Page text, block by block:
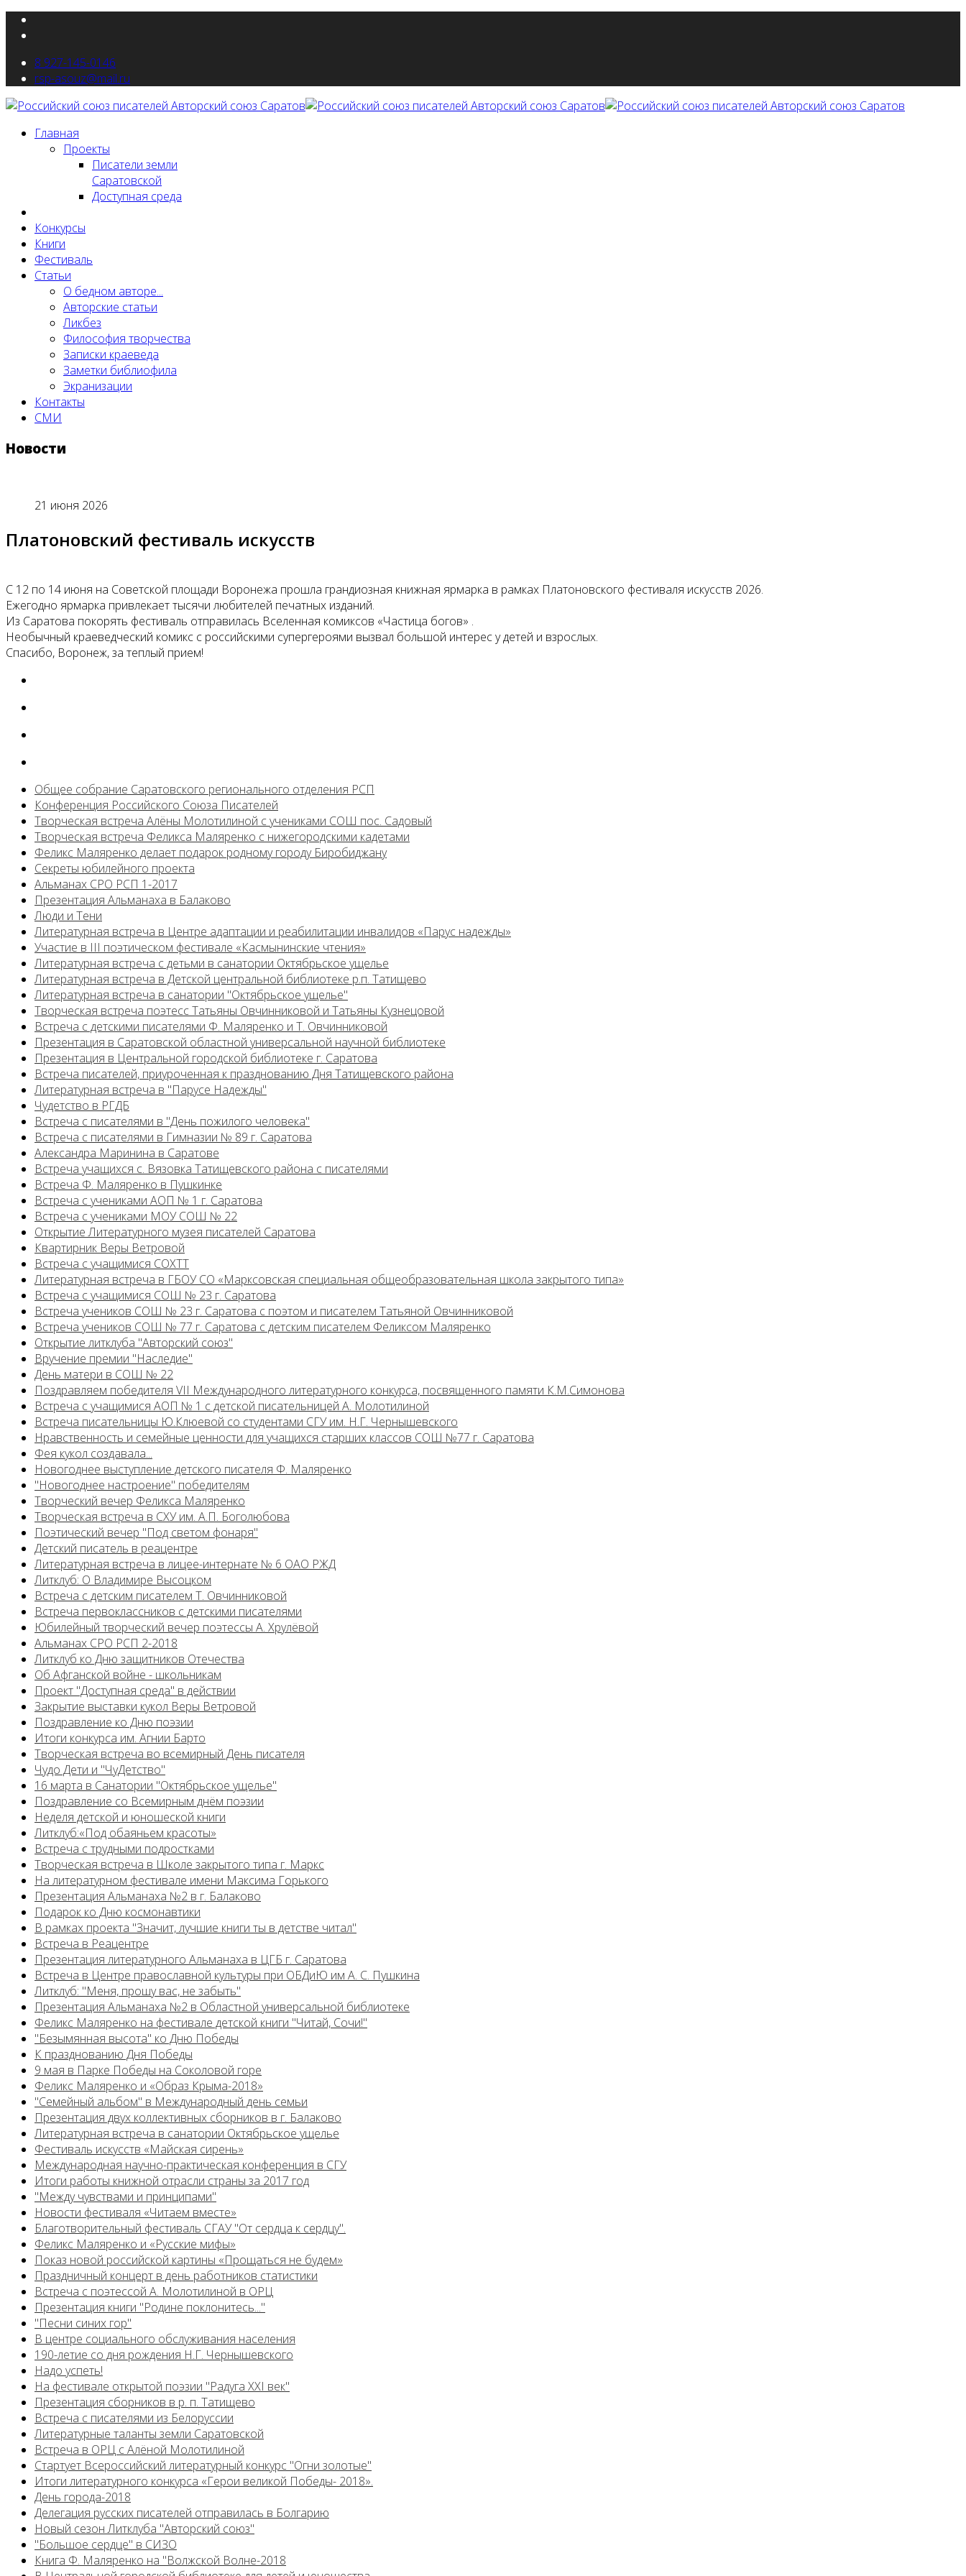
8 927-145-0146
rsp-asouz@mail.ru
Главная
Проекты
Писатели земли
Саратовской
Доступная среда
Конкурсы
Книги
Фестиваль
Статьи
О бедном авторе...
Авторские статьи
Ликбез
Философия творчества
Записки краеведа
Заметки библиофила
Экранизации
Контакты
СМИ
Новости
21 июня 2026
Платоновский фестиваль искусств
С 12 по 14 июня на Советской площади Воронежа прошла грандиозная книжная ярмарка в рамках Платоновского фестиваля искусств 2026.
Ежегодно ярмарка привлекает тысячи любителей печатных изданий.
Из Саратова покорять фестиваль отправилась Вселенная комиксов «Частица богов» .
Необычный краеведческий комикс с российскими супергероями вызвал большой интерес у детей и взрослых.
Спасибо, Воронеж, за теплый прием!
Общее собрание Саратовского регионального отделения РСП
Конференция Российского Союза Писателей
Творческая встреча Алёны Молотилиной с учениками СОШ пос. Садовый
Творческая встреча Феликса Маляренко с нижегородскими кадетами
Феликс Маляренко делает подарок родному городу Биробиджану
Секреты юбилейного проекта
Альманах СРО РСП 1-2017
Презентация Альманаха в Балаково
Люди и Тени
Литературная встреча в Центре адаптации и реабилитации инвалидов «Парус надежды»
Участие в III поэтическом фестивале «Касмынинские чтения»
Литературная встреча с детьми в санатории Октябрьское ущелье
Литературная встреча в Детской центральной библиотеке р.п. Татищево
Литературная встреча в санатории "Октябрьское ущелье"
Творческая встреча поэтесс Татьяны Овчинниковой и Татьяны Кузнецовой
Встреча с детскими писателями Ф. Маляренко и Т. Овчинниковой
Презентация в Саратовской областной универсальной научной библиотеке
Презентация в Центральной городской библиотеке г. Саратова
Встреча писателей, приуроченная к празднованию Дня Татищевского района
Литературная встреча в "Парусе Надежды"
Чудетство в РГДБ
Встреча с писателями в "День пожилого человека"
Встреча с писателями в Гимназии № 89 г. Саратова
Александра Маринина в Саратове
Встреча учащихся с. Вязовка Татищевского района с писателями
Встреча Ф. Маляренко в Пушкинке
Встреча с учениками АОП № 1 г. Саратова
Встреча с учениками МОУ СОШ № 22
Открытие Литературного музея писателей Саратова
Квартирник Веры Ветровой
Встреча с учащимися СОХТТ
Литературная встреча в ГБОУ СО «Марксовская специальная общеобразовательная школа закрытого типа»
Встреча с учащимися СОШ № 23 г. Саратова
Встреча учеников СОШ № 23 г. Саратова с поэтом и писателем Татьяной Овчинниковой
Встреча учеников СОШ № 77 г. Саратова с детским писателем Феликсом Маляренко
Открытие литклуба "Авторский союз"
Вручение премии "Наследие"
День матери в СОШ № 22
Поздравляем победителя VII Международного литературного конкурса, посвященного памяти К.М.Симонова
Встреча с учащимися АОП № 1 с детской писательницей А. Молотилиной
Встреча писательницы Ю.Клюевой со студентами СГУ им. Н.Г. Чернышевского
Нравственность и семейные ценности для учащихся старших классов СОШ №77 г. Саратова
Фея кукол создавала...
Новогоднее выступление детского писателя Ф. Маляренко
"Новогоднее настроение" победителям
Творческий вечер Феликса Маляренко
Творческая встреча в СХУ им. А.П. Боголюбова
Поэтический вечер "Под светом фонаря"
Детский писатель в реацентре
Литературная встреча в лицее-интернате № 6 ОАО РЖД
Литклуб: О Владимире Высоцком
Встреча с детским писателем Т. Овчинниковой
Встреча первоклассников с детскими писателями
Юбилейный творческий вечер поэтессы А. Хрулёвой
Альманах СРО РСП 2-2018
Литклуб ко Дню защитников Отечества
Об Афганской войне - школьникам
Проект "Доступная среда" в действии
Закрытие выставки кукол Веры Ветровой
Поздравление ко Дню поэзии
Итоги конкурса им. Агнии Барто
Творческая встреча во всемирный День писателя
Чудо Дети и "ЧуДетство"
16 марта в Санатории "Октябрьское ущелье"
Поздравление со Всемирным днём поэзии
Неделя детской и юношеской книги
Литклуб:«Под обаяньем красоты»
Встреча с трудными подростками
Творческая встреча в Школе закрытого типа г. Маркс
На литературном фестивале имени Максима Горького
Презентация Альманаха №2 в г. Балаково
Подарок ко Дню космонавтики
В рамках проекта "Значит, лучшие книги ты в детстве читал"
Встреча в Реацентре
Презентация литературного Альманаха в ЦГБ г. Саратова
Встреча в Центре православной культуры при ОБДиЮ им А. С. Пушкина
Литклуб: "Меня, прошу вас, не забыть"
Презентация Альманаха №2 в Областной универсальной библиотеке
Феликс Маляренко на фестивале детской книги "Читай, Сочи!"
"Безымянная высота" ко Дню Победы
К празднованию Дня Победы
9 мая в Парке Победы на Соколовой горе
Феликс Маляренко и «Образ Крыма-2018»
"Семейный альбом" в Международный день семьи
Презентация двух коллективных сборников в г. Балаково
Литературная встреча в санатории Октябрьское ущелье
Фестиваль искусств «Майская сирень»
Международная научно-практическая конференция в СГУ
Итоги работы книжной отрасли страны за 2017 год
"Между чувствами и принципами"
Новости фестиваля «Читаем вместе»
Благотворительный фестиваль СГАУ "От сердца к сердцу".
Феликс Маляренко и «Русские мифы»
Показ новой российской картины «Прощаться не будем»
Праздничный концерт в день работников статистики
Встреча с поэтессой А. Молотилиной в ОРЦ
Презентация книги "Родине поклонитесь..."
"Песни синих гор"
В центре социального обслуживания населения
190-летие со дня рождения Н.Г. Чернышевского
Надо успеть!
На фестивале открытой поэзии "Радуга XXI век"
Презентация сборников в р. п. Татищево
Встреча с писателями из Белоруссии
Литературные таланты земли Саратовской
Встреча в ОРЦ с Алёной Молотилиной
Cтартует Всероссийский литературный конкурс "Огни золотые"
Итоги литературного конкурса «Герои великой Победы- 2018».
День города-2018
Делегация русских писателей отправилась в Болгарию
Новый сезон Литклуба "Авторский союз"
"Большое сердце" в СИЗО
Книга Ф. Маляренко на "Волжской Волне-2018